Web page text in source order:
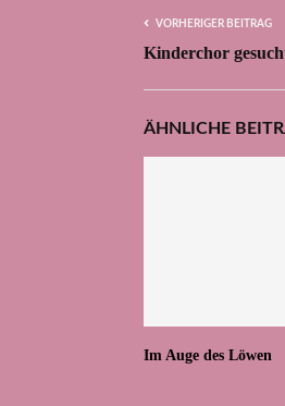
VORHERIGER BEITRAG
Kinderchor
ÄHNLICHE
Im Auge des Löwen